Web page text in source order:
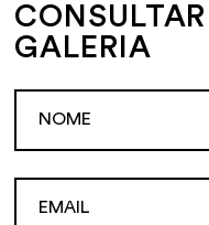
CONSULTAR
GALERIA